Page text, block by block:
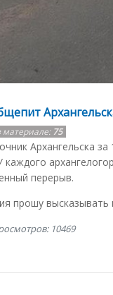
материале: 75
Архангельска
перерыв.
прошу высказывать
10469